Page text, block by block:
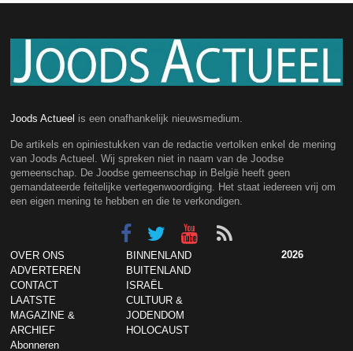
Joods Actueel is een onafhankelijk nieuwsmedium.
De artikels en opiniestukken van de redactie vertolken enkel de mening
van Joods Actueel. Wij spreken niet in naam van de Joodse
gemeenschap. De Joodse gemeenschap in België heeft geen
gemandateerde feitelijke vertegenwoordiging. Het staat iedereen vrij om
een eigen mening te hebben en die te verkondigen.
OVER ONS
ADVERTEREN
CONTACT
LAATSTE
MAGAZINE &
ARCHIEF
Abonneren
BINNENLAND
BUITENLAND
ISRAËL
CULTUUR &
JODENDOM
HOLOCAUST
2026